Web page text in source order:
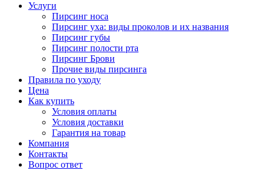
Услуги
Пирсинг носа
Пирсинг уха: виды проколов и их названия
Пирсинг губы
Пирсинг полости рта
Пирсинг Брови
Прочие виды пирсинга
Правила по уходу
Цена
Как купить
Условия оплаты
Условия доставки
Гарантия на товар
Компания
Контакты
Вопрос ответ